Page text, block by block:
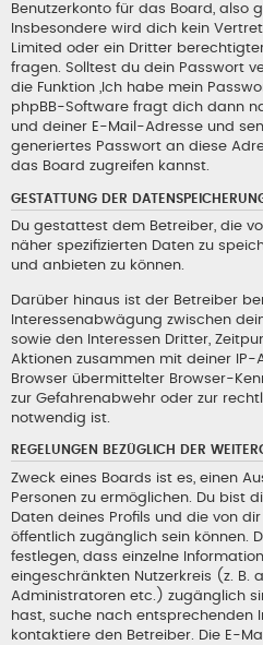
Benutzerkonto für das Board, also
Insbesondere wird dich kein
Limited oder ein Dritter
fragen. Solltest du dein Passwort
die Funktion „Ich habe mein
phpBB-Software fragt dich dann
und deiner E-Mail-Adresse und
generiertes Passwort an diese
das Board zugreifen kannst.
GESTATTUNG DER
Du gestattest dem Betreiber, die
näher spezifizierten Daten zu
und anbieten zu können.
Darüber hinaus ist der Betreiber
Interessenabwägung zwischen
sowie den Interessen Dritter,
Aktionen zusammen mit deiner
Browser übermittelter Browser-
zur Gefahrenabwehr oder zur
notwendig ist.
REGELUNGEN BEZÜGLICH DER
Zweck eines Boards ist es, einen
Personen zu ermöglichen. Du bist
Daten deines Profils und die von
öffentlich zugänglich sein können.
festlegen, dass einzelne
eingeschränkten Nutzerkreis (z. B.
Administratoren etc.) zugänglich
hast, suche nach entsprechenden
kontaktiere den Betreiber. Die E-